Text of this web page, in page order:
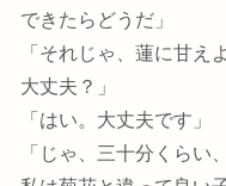
できたらどうだ」
「それじゃ、蓮に甘
大丈夫？」
「はい。大丈夫です」
「じゃ、三十分くらい